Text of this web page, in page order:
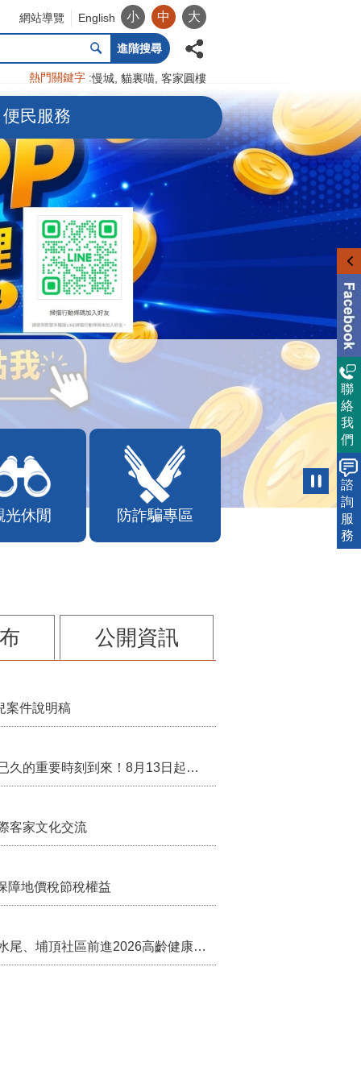
網站導覽 English 小 中 大
進階搜尋
熱門關鍵字 慢城 貓裏喵 客家圓樓
便民服務
光休閒 防詐騙專區
公開資訊
案件說明稿
行政院核定西拉雅族為平埔原住民族群 盼望已久的重要時刻到來！8月13日起受理民族成員名冊登記
客家文化交流
障地價稅節稅權益
苗栗農村綠色照顧成果登上全國舞台！ 後龍水尾、埔頂社區前進2026高齡健康產業博覽會
聯
絡
我
們
諮
詢
服
務